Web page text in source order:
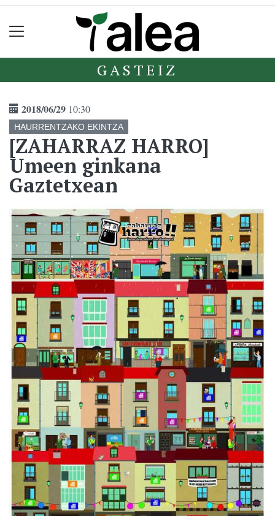
GASTEIZ
2018/06/29 10:30
HAURRENTZAKO EKINTZA
[ZAHARRAZ HARRO]
Umeen ginkana
Gaztetxean